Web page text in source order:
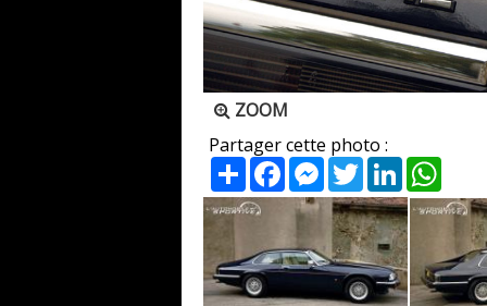
ZOOM
Partager cette photo :
PartagerFacebookMessenger
TwitterLinkedIn